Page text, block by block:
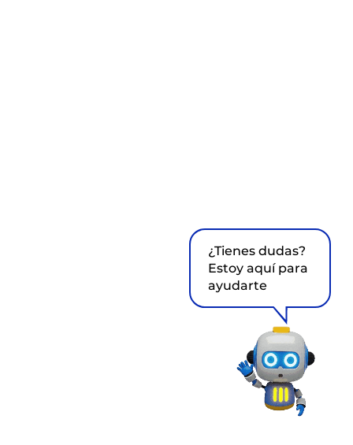
¿Tienes dudas?
Estoy aquí para
ayudarte